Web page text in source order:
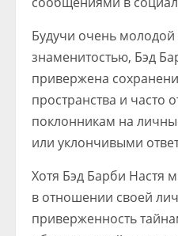
Будучи очень
знаменитостью, Бэд
привержена
пространства и часто
поклонникам на
или уклончивыми
Хотя Бэд Барби Настя
в отношении своей
приверженность